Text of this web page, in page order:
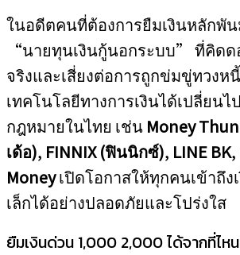
ในอดีตคนที่ต้องการยืมเงินหลักพั
“นายทุนเงินกู้นอกระบบ” ที่คิดด
จริงและเสี่ยงต่อการถูกข่มขู่ทวงห
เทคโนโลยีทางการเงินได้เปลี่ยน
กฎหมายในไทย เช่น Money
เด้อ), FINNIX (ฟินนิกซ์), LINE BK,
Moneyเปิดโอกาสให้ทุกคนเข้าถึ
เล็กได้อย่างปลอดภัยและโปร่งใส
ยืมเงินด่วน 1,000 2,000 ได้จากที่ไห